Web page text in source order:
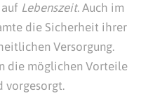
Lebenszeit. Auch im
die Sicherheit ihrer
Versorgung.
die möglichen Vorteile
vorgesorgt.